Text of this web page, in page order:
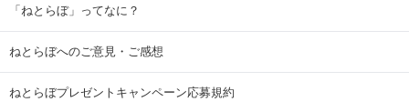
「ねとらぼ」ってなに？
ねとらぼへのご意見・ご感想
ねとらぼプレゼントキャンペーン応募規約